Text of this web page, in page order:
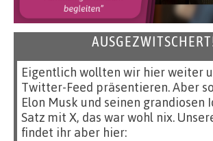
Eigentlich wollten wir hier weiter
Twitter-Feed präsentieren. Aber
Elon Musk und seinen grandiosen
Satz mit X, das war wohl nix.
findet ihr aber hier: